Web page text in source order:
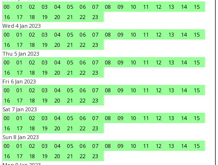
00
01 02 03 04 05 06 07 08 09 10 11 12 13 14
15
16
17 18 19 20 21 22
23
Wed 4 Jan 2023
00
01 02 03 04 05 06 07 08 09 10 11 12 13 14
15
16
17 18 19 20 21 22
23
Thu 5 Jan 2023
00
01 02 03 04 05 06 07 08 09 10 11 12 13 14
15
16
17 18 19 20 21 22
23
Fri 6 Jan 2023
00
01 02 03 04 05 06 07 08 09 10 11 12 13 14
15
16
17 18 19 20 21 22
23
Sat 7 Jan 2023
00
01 02 03 04 05 06 07 08 09 10 11 12 13 14
15
16
17 18 19 20 21 22
23
Sun 8 Jan 2023
00
01 02 03 04 05 06 07 08 09 10 11 12 13 14
15
16
17 18 19 20 21 22
23